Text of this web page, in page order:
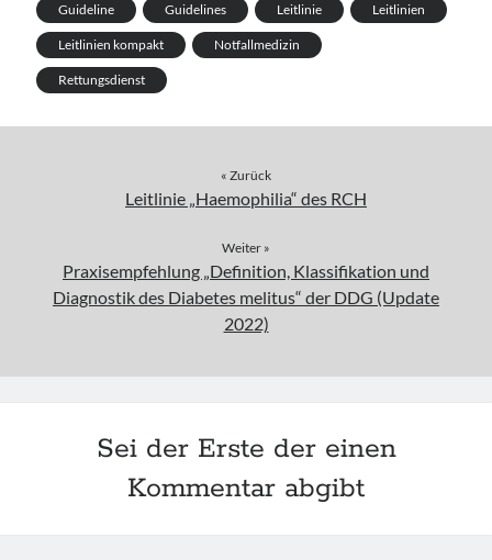
Guideline Guidelines Leitlinie Leitlinien
Leitlinien kompakt Notfallmedizin
Rettungsdienst
« Zurück
Leitlinie „Haemophilia“ des RCH
Weiter »
Praxisempfehlung „Definition, Klassifikation und
Diagnostik des Diabetes melitus“ der DDG (Update
2022)
Sei der Erste der einen
Kommentar abgibt